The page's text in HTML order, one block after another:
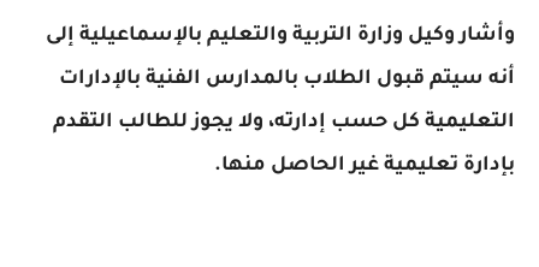
وأشار وكيل وزارة التربية والتعليم بالإسماعيلية إلى
أنه سيتم قبول الطلاب بالمدارس الفنية بالإدارات
التعليمية كل حسب إدارته، ولا يجوز للطالب التقدم
بإدارة تعليمية غير الحاصل منها.